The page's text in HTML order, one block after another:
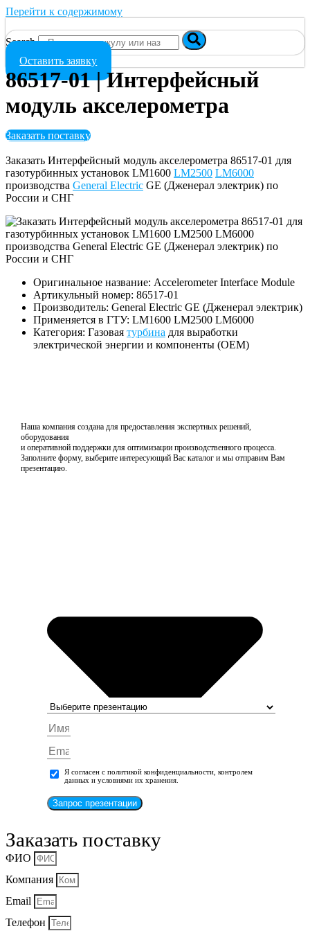
Перейти к содержимому
Search
Оставить заявку
86517-01 | Интерфейсный
модуль акселерометра
Заказать поставку
Заказать Интерфейсный модуль акселерометра 86517-01 для
газотурбинных установок LM1600 LM2500 LM6000
производства General Electric GE (Дженерал электрик) по
России и СНГ
Оригинальное название: Accelerometer Interface Module
Артикульный номер: 86517-01
Производитель: General Electric GE (Дженерал электрик)
Применяется в ГТУ: LM1600 LM2500 LM6000
Категория: Газовая турбина для выработки
электрической энергии и компоненты (OEM)
Наша компания создана для предоставления экспертных решений,
оборудования
и оперативной поддержки для оптимизации производственного процесса.
Заполните форму, выберите интересующий Вас каталог и мы отправим Вам
презентацию.
Я согласен с политикой конфиденциальности, контролем
данных и условиями их хранения.
Запрос презентации
Заказать поставку
ФИО
Компания
Email
Телефон